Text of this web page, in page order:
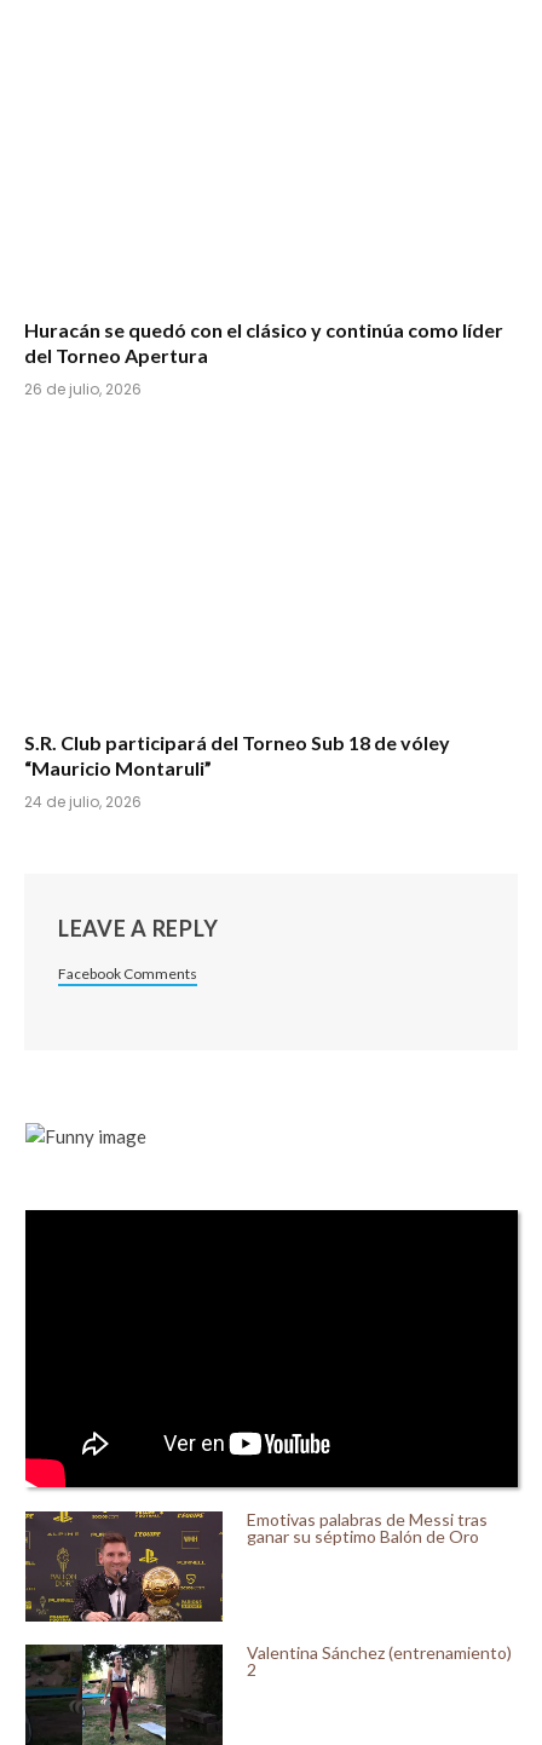
Huracán se quedó con el clásico y continúa como líder
del Torneo Apertura
26 de julio, 2026
S.R. Club participará del Torneo Sub 18 de vóley
“Mauricio Montaruli”
24 de julio, 2026
LEAVE A REPLY
Facebook Comments
Emotivas palabras de Messi tras
ganar su séptimo Balón de Oro
Valentina Sánchez (entrenamiento)
2